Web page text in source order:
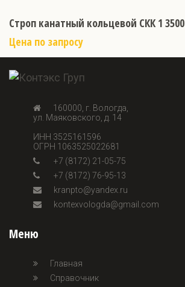
Строп канатный кольцевой СКК 1 3500
Цена по запросу
160000, г. Вологда,
ул. Маяковского, д. 14
ИНН 3525161596
ОГРН 1063525022681
+7 (8172) 21-05-75
+7 (8172) 76-95-13
kranpto@yandex.ru
kontexvologda@gmail.com
Меню
Главная
Справочник